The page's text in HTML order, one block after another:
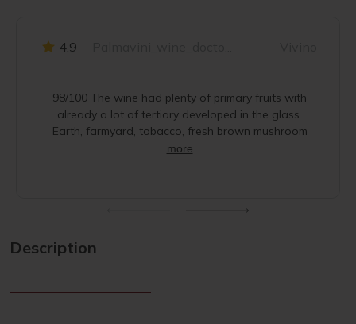
4.9
98/100 The wine had plenty of primary fruits with
already a lot of tertiary developed in the glass.
Earth, farmyard, tobacco, fresh brown mushroom
more
Description